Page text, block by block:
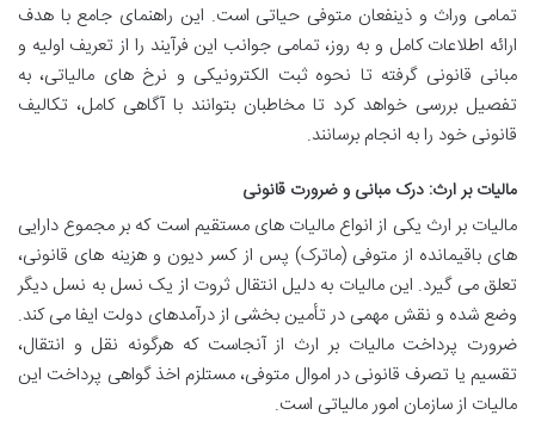
تمامی وراث و ذینفعان متوفی حیاتی است. این راهنمای جامع با هدف
ارائه اطلاعات کامل و به روز، تمامی جوانب این فرآیند را از تعریف اولیه و
مبانی قانونی گرفته تا نحوه ثبت الکترونیکی و نرخ های مالیاتی، به
تفصیل بررسی خواهد کرد تا مخاطبان بتوانند با آگاهی کامل، تکالیف
قانونی خود را به انجام برسانند.
مالیات بر ارث: درک مبانی و ضرورت قانونی
مالیات بر ارث یکی از انواع مالیات های مستقیم است که بر مجموع دارایی
های باقیمانده از متوفی (ماترک) پس از کسر دیون و هزینه های قانونی،
تعلق می گیرد. این مالیات به دلیل انتقال ثروت از یک نسل به نسل دیگر
وضع شده و نقش مهمی در تأمین بخشی از درآمدهای دولت ایفا می کند.
ضرورت پرداخت مالیات بر ارث از آنجاست که هرگونه نقل و انتقال،
تقسیم یا تصرف قانونی در اموال متوفی، مستلزم اخذ گواهی پرداخت این
مالیات از سازمان امور مالیاتی است.